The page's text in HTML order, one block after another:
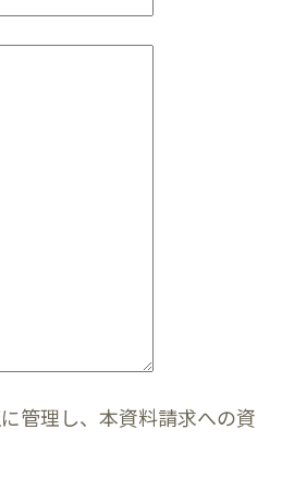
管理し、本資料請求への資